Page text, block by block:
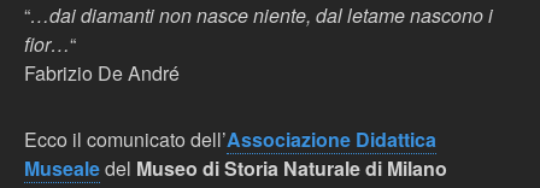
“…dai diamanti non nasce niente, dal letame nascono i
fior…“
Fabrizio De André
Ecco il comunicato dell’Associazione Didattica
Musealedel Museo di Storia Naturale di Milano